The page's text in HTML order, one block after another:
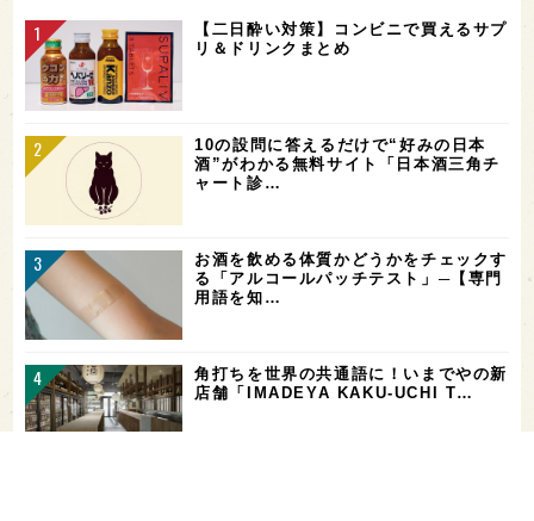
【二日酔い対策】コンビニで買えるサプ
リ＆ドリンクまとめ
10の設問に答えるだけで“好みの日本
酒”がわかる無料サイト「日本酒三角チ
ャート診…
お酒を飲める体質かどうかをチェックす
る「アルコールパッチテスト」─【専門
用語を知…
角打ちを世界の共通語に！いまでやの新
店舗「IMADEYA KAKU-UCHI T…